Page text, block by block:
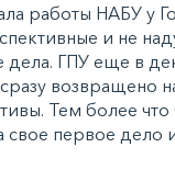
работы НАБУ у
и не
дела. ГПУ еще в
возвращено
Тем более
свое первое дело